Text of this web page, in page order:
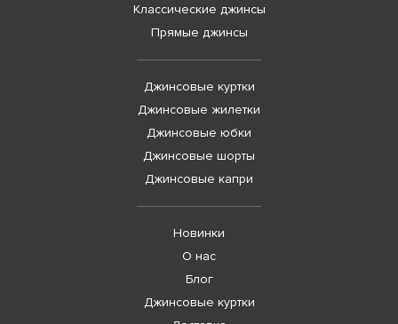
Классические джинсы
Прямые джинсы
Джинсовые куртки
Джинсовые жилетки
Джинсовые юбки
Джинсовые шорты
Джинсовые капри
Новинки
О нас
Блог
Джинсовые куртки